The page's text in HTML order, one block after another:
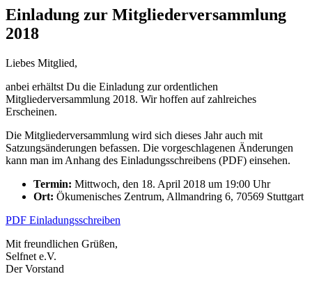
Einladung zur Mitgliederversammlung
2018
Liebes Mitglied,
anbei erhältst Du die Einladung zur ordentlichen
Mitgliederversammlung 2018. Wir hoffen auf zahlreiches
Erscheinen.
Die Mitgliederversammlung wird sich dieses Jahr auch mit
Satzungsänderungen befassen. Die vorgeschlagenen Änderungen
kann man im Anhang des Einladungsschreibens (PDF) einsehen.
Termin: Mittwoch, den 18. April 2018 um 19:00 Uhr
Ort: Ökumenisches Zentrum, Allmandring 6, 70569 Stuttgart
PDF Einladungsschreiben
Mit freundlichen Grüßen,
Selfnet e.V.
Der Vorstand